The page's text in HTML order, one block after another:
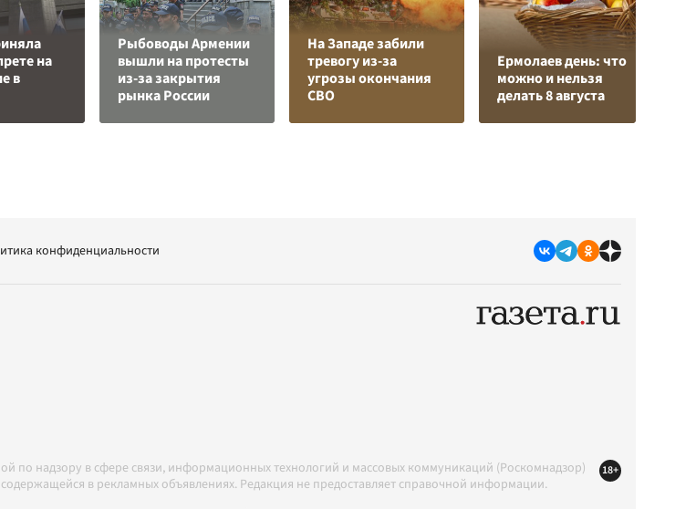
на
в
Рыбоводы Армении
вышли на протесты
из-за закрытия
рынка России
На Западе забили
тревогу из-за
угрозы окончания
СВО
Ермолаев день: что
можно и нельзя
делать 8 августа
конфиденциальности
по надзору в сфере связи, информационных технологий и массовых коммуникаций (Роскомнадзор)
в рекламных объявлениях. Редакция не предоставляет справочной информации.
18+